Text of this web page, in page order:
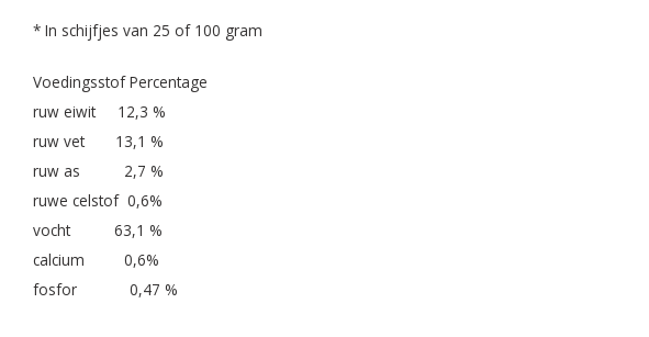
* In schijfjes van 25 of 100 gram
Voedingsstof Percentage
ruw eiwit 12,3 %
ruw vet 13,1 %
ruw as 2,7 %
ruwe celstof 0,6%
vocht 63,1 %
calcium 0,6%
fosfor 0,47 %